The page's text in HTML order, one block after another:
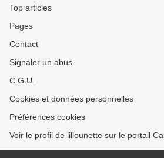
Top articles
Pages
Contact
Signaler un abus
C.G.U.
Cookies et données personnelles
Préférences cookies
Voir le profil de lillounette sur le portail